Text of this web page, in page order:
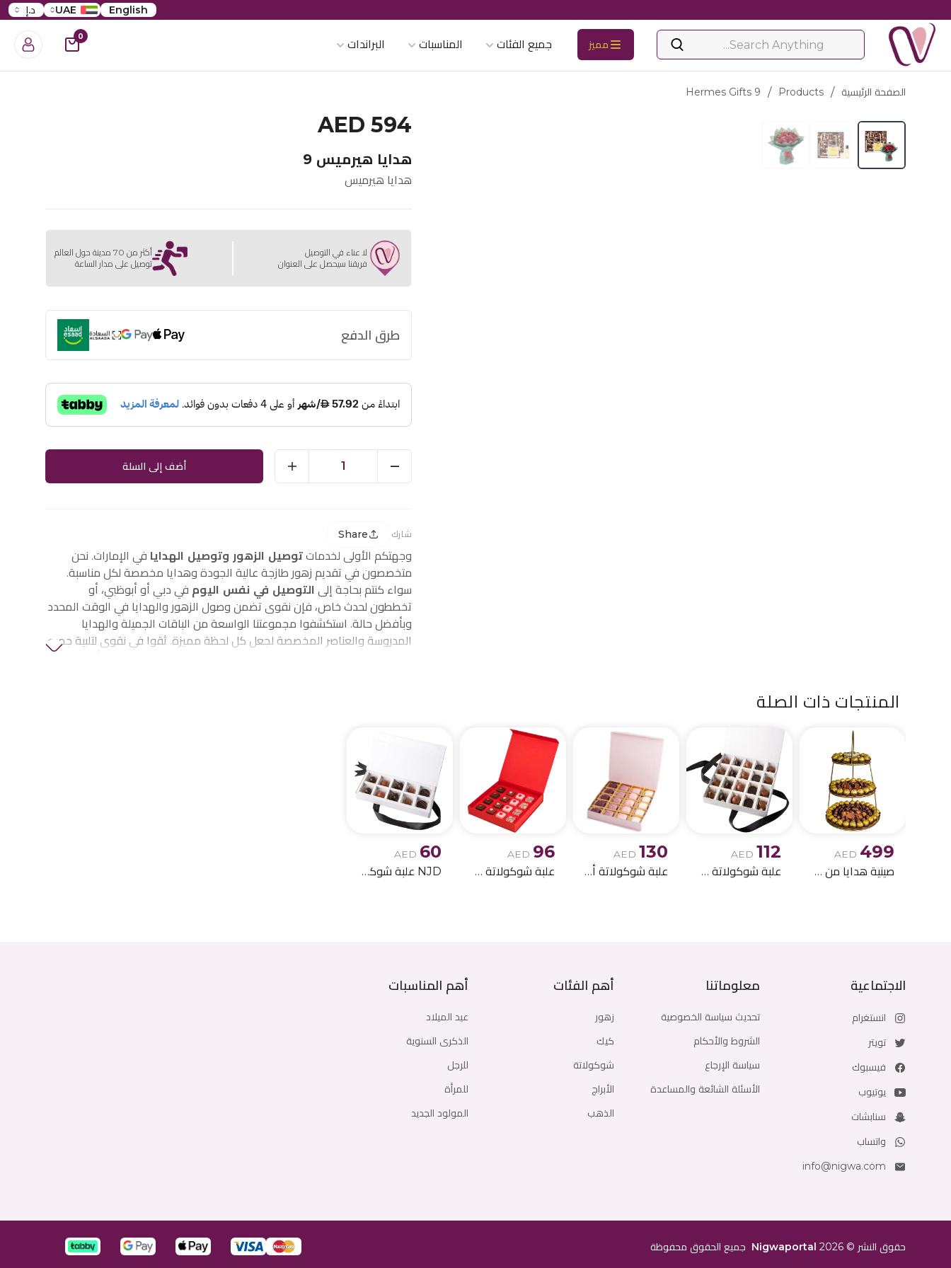
English
UAE د.إ
مميز جميع الفئات المناسبات البراندات
0
الصفحة الرئيسية /
Products
/
Hermes Gifts 9
AED 594
هدايا هيرميس 9
هدايا هيرميس
لا عناء في التوصيل
فريقنا سيحصل على العنوان
أكثر من 70 مدينة حول العالم
توصيل على مدار الساعة
طرق الدفع
1 أضف إلى السلة
شارك Share
وجهتكم الأولى لخدمات توصيل الزهور وتوصيل الهدايا في الإمارات. نحن
متخصصون في تقديم زهور طازجة عالية الجودة وهدايا مخصصة لكل مناسبة.
سواء كنتم بحاجة إلى التوصيل في نفس اليوم في دبي أو أبوظبي، أو
تخططون لحدث خاص، فإن نقوى تضمن وصول الزهور والهدايا في الوقت المحدد
وبأفضل حالة. استكشفوا مجموعتنا الواسعة من الباقات الجميلة والهدايا
المدروسة والعناصر المخصصة لجعل كل لحظة مميزة. ثقوا في نقوى لتلبية جميع
المنتجات ذات الصلة
AED 499
صينية هدايا من 3 طبقات
AED 112
علبة شوكولاتة مشكلة
AED 130
علبة شوكولاتة أومبير
AED 96
علبة شوكولاتة حمراء مشكلة
AED 60
NJD علبة شوكولاتة بيضاء صغيرة
الاجتماعية
انستغرام
تويتر
فيسبوك
يوتيوب
سنابشات
واتساب
info@nigwa.com
معلوماتنا
تحديث سياسة الخصوصية
الشروط والأحكام
سياسة الإرجاع
الأسئلة الشائعة والمساعدة
أهم الفئات
زهور
كيك
شوكولاتة
الأبراج
الذهب
أهم المناسبات
عيد الميلاد
الذكرى السنوية
للرجل
للمرأة
المولود الجديد
حقوق النشر ©
2026
Nigwaportal جميع الحقوق محفوظة